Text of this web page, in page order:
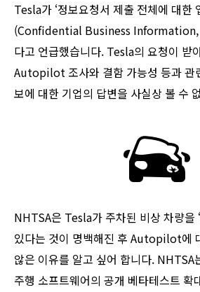
Tesla가 ‘정보요청서 제출 전체에 대한
(Confidential Business Information,
다고 언급했습니다. Tesla의 요청이 받
Autopilot 조사와 결함 가능성 등과 관
보에 대한 기업의 답변을 사실상 볼 수
NHTSA은 Tesla가 주차된 비상 차량을
있다는 것이 명백해진 후 Autopilot에
않은 이유를 알고 싶어 합니다. NHTSA
주행 소프트웨어의 공개 베타테스트 확